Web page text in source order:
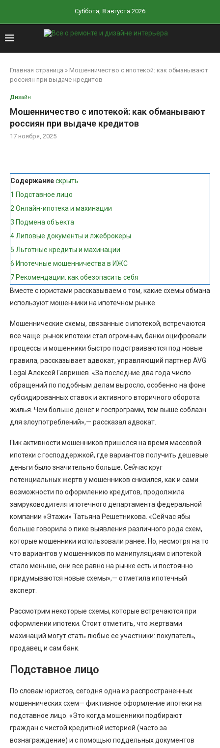
Суббота, 8 августа 2026
Главная страница » Мошенничество с ипотекой: как обманывают
россиян при выдаче кредитов
Дизайн
Мошенничество с ипотекой: как обманывают
россиян при выдаче кредитов
17 ноября, 2025
Содержаниескрыть
1 Подставное лицо
2 Онлайн-ипотека и махинации
3 Подмена объекта
4 Липовые документы и лжеброкеры
5 Льготные кредиты и махинации
6 Ипотечные мошенничества в ИЖС
7 Рекомендации: как обезопасить себя
Вместе с юристами рассказываем о том, какие схемы обмана
используют мошенники на ипотечном рынке
Мошеннические схемы, связанные с ипотекой, встречаются
все чаще: рынок ипотеки стал огромным, банки оцифровали
процессы и мошенники быстро подстраиваются под новые
правила, рассказывает адвокат, управляющий партнер AVG
Legal Алексей Гавришев. «За последние два года число
обращений по подобным делам выросло, особенно на фоне
субсидированных ставок и активного вторичного оборота
жилья. Чем больше денег и госпрограмм, тем выше соблазн
для злоупотреблений»,— рассказал адвокат.
Пик активности мошенников пришелся на время массовой
ипотеки с господдержкой, где вариантов получить дешевые
деньги было значительно больше. Сейчас круг
потенциальных жертв у мошенников снизился, как и сами
возможности по оформлению кредитов, продолжила
замруководителя ипотечного департамента федеральной
компании «Этажи» Татьяна Решетникова. «Сейчас ябы
больше говорила о пике выявления различного рода схем,
которые мошенники использовали ранее. Но, несмотря на то
что вариантов у мошенников по манипуляциям с ипотекой
стало меньше, они все равно на рынке есть и постоянно
придумываются новые схемы»,— отметила ипотечный
эксперт.
Рассмотрим некоторые схемы, которые встречаются при
оформлении ипотеки. Стоит отметить, что жертвами
махинаций могут стать любые ее участники: покупатель,
продавец и сам банк.
Подставное лицо
По словам юристов, сегодня одна из распространенных
мошеннических схем— фиктивное оформление ипотеки на
подставное лицо. «Это когда мошенники подбирают
граждан с чистой кредитной историей (часто за
вознаграждение) и с помощью поддельных документов